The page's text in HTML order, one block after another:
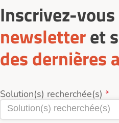
Inscrivez-
newsletteret
des dernières
Solution(s) recherchée(s)